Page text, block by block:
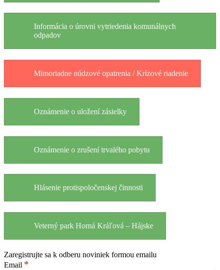
Informácia o úrovni vytriedenia komunálnych
odpadov
Mimoriadne núdzové opatrenia / Krízové riadenie
Oznámenie o uložení zásielky
Oznámenie o zrušení trvalého pobytu
Hlásenie protispoločenskej činnosti
Veterný park Horná Kráľová – Hájske
Zaregistrujte sa k odberu noviniek formou emailu
Email *